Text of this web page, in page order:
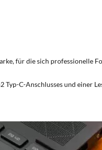
für die sich professionelle
C-Anschlusses und einer